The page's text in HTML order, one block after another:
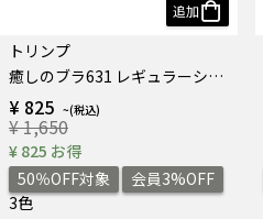
追加
トリンプ
癒しのブラ631 レギュラーショーツ
¥ 825
¥ 1,650
¥ 825 お得
50％OFF対象
会員3%OFF
3色